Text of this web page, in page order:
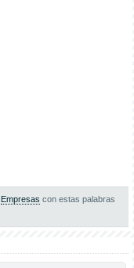
Empresas con estas palabras